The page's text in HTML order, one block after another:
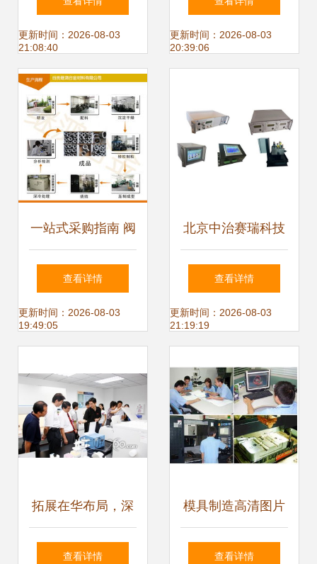
专家开展技术服
务，筑牢安全生产
防线
更新时间：2026-08-03
21:08:40
化科技型中小企业
更新时间：2026-08-03
20:39:06
一站式采购指南 阀
座、内套、合金
套、轴套、防磨套
件
查看详情
更新时间：2026-08-03
19:49:05
北京中治赛瑞科技
以精密测控与专业
服务，赋能工业自
查看详情
更新时间：2026-08-03
21:19:19
拓展在华布局，深
耕中国市场 赛默飞
查看详情
模具制造高清图片
中山市汉信现代设
查看详情